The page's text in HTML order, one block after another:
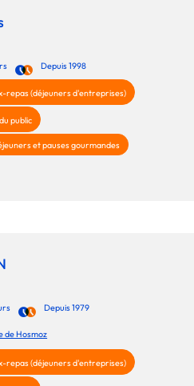
Depuis 1998
repas (déjeuners d'entreprises)
public
et pauses gourmandes
Depuis 1979
de Hosmoz
repas (déjeuners d'entreprises)